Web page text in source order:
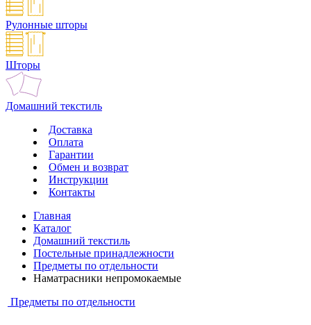
Рулонные шторы
Шторы
Домашний текстиль
Доставка
Оплата
Гарантии
Обмен и возврат
Инструкции
Контакты
Главная
Каталог
Домашний текстиль
Постельные принадлежности
Предметы по отдельности
Наматрасники непромокаемые
Предметы по отдельности